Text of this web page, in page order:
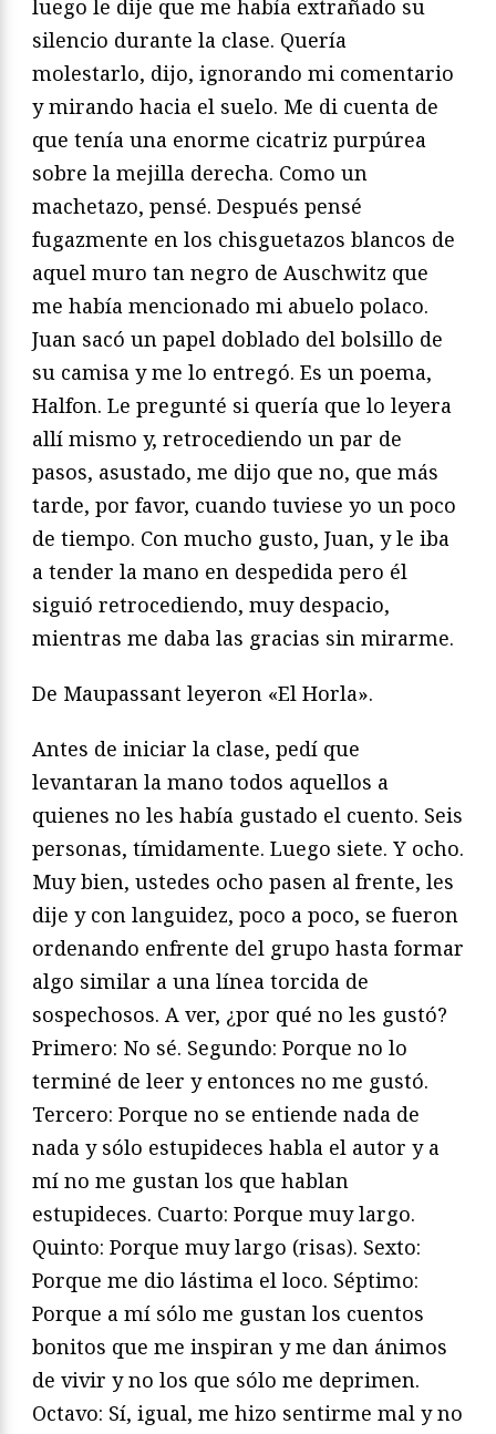
luego le dije que me había extrañado su
silencio durante la clase. Quería
molestarlo, dijo, ignorando mi comentario
y mirando hacia el suelo. Me di cuenta de
que tenía una enorme cicatriz purpúrea
sobre la mejilla derecha. Como un
machetazo, pensé. Después pensé
fugazmente en los chisguetazos blancos de
aquel muro tan negro de Auschwitz que
me había mencionado mi abuelo polaco.
Juan sacó un papel doblado del bolsillo de
su camisa y me lo entregó. Es un poema,
Halfon. Le pregunté si quería que lo leyera
allí mismo y, retrocediendo un par de
pasos, asustado, me dijo que no, que más
tarde, por favor, cuando tuviese yo un poco
de tiempo. Con mucho gusto, Juan, y le iba
a tender la mano en despedida pero él
siguió retrocediendo, muy despacio,
mientras me daba las gracias sin mirarme.
De Maupassant leyeron «El Horla».
Antes de iniciar la clase, pedí que
levantaran la mano todos aquellos a
quienes no les había gustado el cuento. Seis
personas, tímidamente. Luego siete. Y ocho.
Muy bien, ustedes ocho pasen al frente, les
dije y con languidez, poco a poco, se fueron
ordenando enfrente del grupo hasta formar
algo similar a una línea torcida de
sospechosos. A ver, ¿por qué no les gustó?
Primero: No sé. Segundo: Porque no lo
terminé de leer y entonces no me gustó.
Tercero: Porque no se entiende nada de
nada y sólo estupideces habla el autor y a
mí no me gustan los que hablan
estupideces. Cuarto: Porque muy largo.
Quinto: Porque muy largo (risas). Sexto:
Porque me dio lástima el loco. Séptimo:
Porque a mí sólo me gustan los cuentos
bonitos que me inspiran y me dan ánimos
de vivir y no los que sólo me deprimen.
Octavo: Sí, igual, me hizo sentirme mal y no